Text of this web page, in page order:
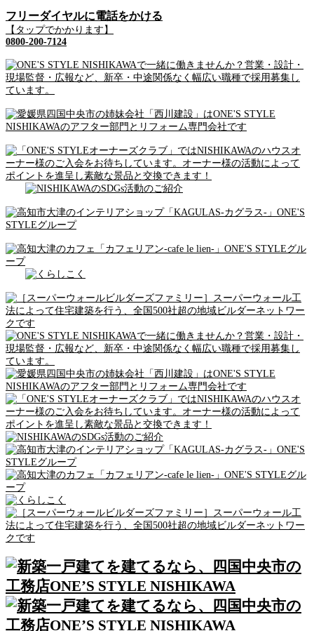
フリーダイヤルに電話をかける
【タップでかかります】
0800-200-7124